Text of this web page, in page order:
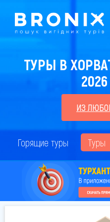
ТУРЫ В
ИЗ
Горящие туры Туры